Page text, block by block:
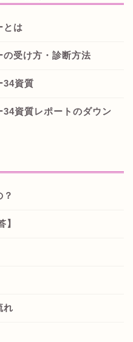
とは
の受け方・診断方法
34資質
資質レポートのダウン
】
れ